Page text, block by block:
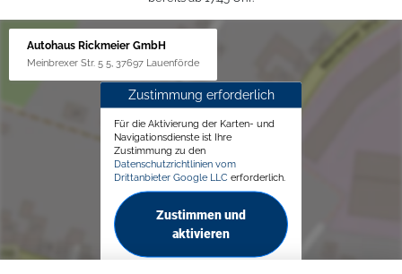
Autohaus Rickmeier GmbH
Meinbrexer Str. 5 5, 37697 Lauenförde
Zustimmung erforderlich
Für die Aktivierung der Karten- und
Navigationsdienste ist Ihre
Zustimmung zu den
Datenschutzrichtlinien vom
Drittanbieter Google LLC erforderlich.
Zustimmen und
aktivieren